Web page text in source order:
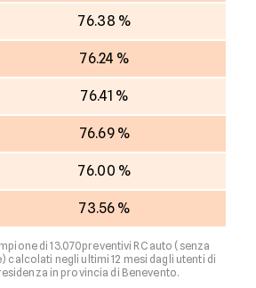
76.38 %
76.24 %
76.41 %
76.69 %
76.00 %
73.56 %
di 13.070preventivi RC auto (senza
calcolati negli ultimi 12 mesi dagli utenti di
in provincia di Benevento.